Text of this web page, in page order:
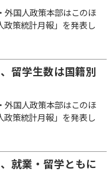
国人政策本部はこのほ
政策統計月報」を発表し
留学生数は国籍別
国人政策本部はこのほ
政策統計月報」を発表し
就業・留学ともに